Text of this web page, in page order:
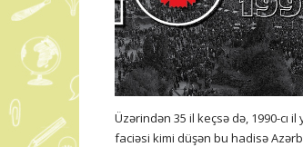
Üzərindən 35 il keçsə də, 1990-cı
faciəsi kimi düşən bu hadisə